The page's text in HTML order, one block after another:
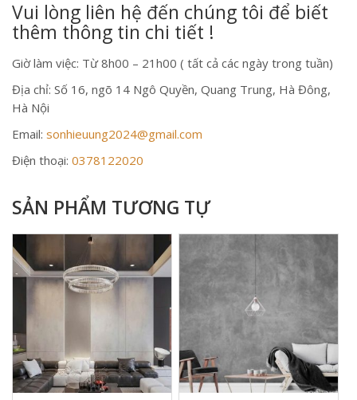
Vui lòng liên hệ đến chúng tôi để biết
thêm thông tin chi tiết !
Giờ làm việc: Từ 8h00 – 21h00 ( tất cả các ngày trong tuần)
Địa chỉ: Số 16, ngõ 14 Ngô Quyền, Quang Trung, Hà Đông,
Hà Nội
Email: sonhieuung2024@gmail.com
Điện thoại: 0378122020
SẢN PHẨM TƯƠNG TỰ